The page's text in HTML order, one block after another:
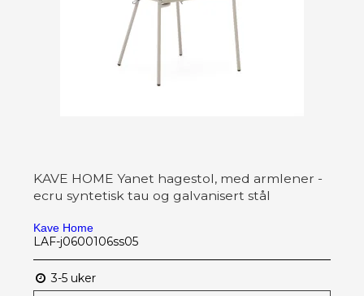
KAVE HOME Yanet hagestol, med armlener -
ecru syntetisk tau og galvanisert stål
Kave Home
LAF-j0600106ss05
3-5 uker